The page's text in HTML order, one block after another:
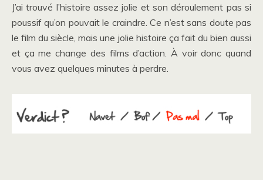
J’ai trouvé l’histoire assez jolie et son déroulement pas si
poussif qu’on pouvait le craindre. Ce n’est sans doute pas
le film du siècle, mais une jolie histoire ça fait du bien aussi
et ça me change des films d’action. À voir donc quand
vous avez quelques minutes à perdre.